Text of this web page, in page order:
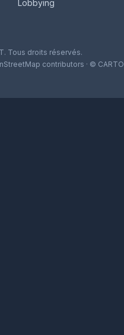
Lobbying
Tous droits réservés.
contributors · © CARTO